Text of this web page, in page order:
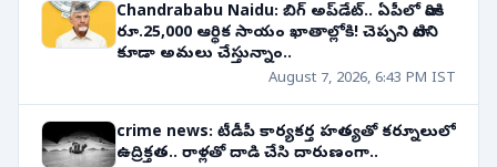
Chandrababu Naidu: బిగ్ అప్‌డేట్.. ఏపీలో వారికి
రూ.25,000 ఆర్థిక సాయం ఖాతాల్లోకి! చెప్పని వాటిని
కూడా అమలు చేస్తున్నాం..
August 7, 2026, 6:43 PM IST
crime news: టీడీపీ కార్యకర్త హత్యతో కర్నూలులో
ఉద్రిక్తత.. రాళ్లతో దాడి చేసి దారుణంగా..